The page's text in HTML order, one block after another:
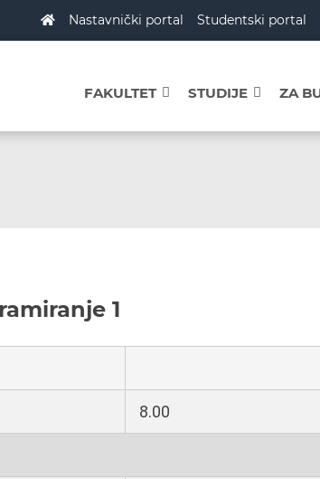
Nastavnički portal Studentski portal
FAKULTET STUDIJE ZA
1
8.00